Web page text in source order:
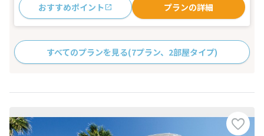
おすすめポイント プランの詳細
すべてのプランを見る(7プラン、2部屋タイプ)